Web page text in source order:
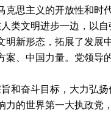
思主义的开放性和时代
类文明进步一边，以自
明新形态，拓展了发展
、中国力量。党领导
奋斗目标，大力弘扬
的世界第一大执政党